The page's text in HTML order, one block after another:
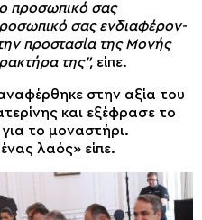
προσωπικό σας
σας ενδιαφέρον-
την προστασία της Μονής
της”, είπε.
στην αξία του
και εξέφρασε το
το μοναστήρι.
λαός» είπε.